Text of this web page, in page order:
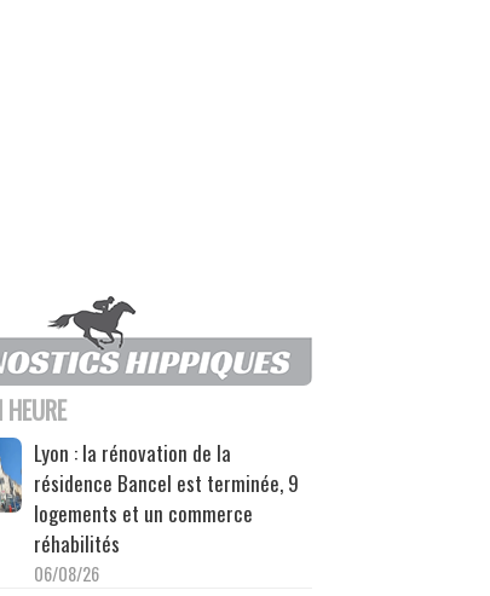
HEURE
Lyon : la rénovation de la
résidence Bancel est terminée, 9
logements et un commerce
réhabilités
06/08/26